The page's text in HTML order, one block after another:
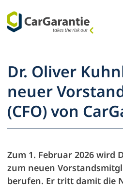
Partner
Service &
Partner
Fahrzeughalter
Presse
Dr. Oliver
neuer
(CFO) von
Zum 1. Februar 2026 wird
zum neuen
berufen. Er tritt damit die